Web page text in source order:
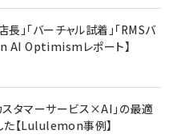
」「バーチャル試着」「RMSバ
AI Optimismレポート】
タマーサービス×AI」の最適
【Lululemon事例】